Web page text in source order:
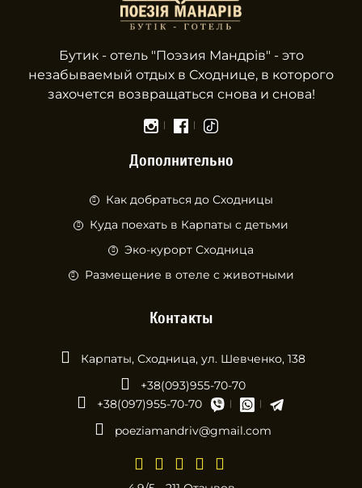
Контакты
Карпаты, Сходница, ул. Шевченко, 138
+38(093)955-70-70
+38(097)955-70-70
poeziamandriv@gmail.com
Бутик - отель "Поэзия Мандрів" - это
незабываемый отдых в Сходнице, в которого
захочется возвращаться снова и снова!
Дополнительно
Как добраться до Сходницы
Куда поехать в Карпаты с детьми
Эко-курорт Сходница
Размещение в отеле с животными